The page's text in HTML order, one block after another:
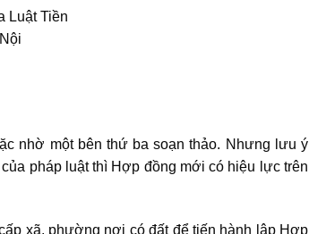
nhờ một bên thứ ba soạn thảo. Nhưng lưu ý
pháp luật thì Hợp đồng mới có hiệu lực trên
xã, phường nơi có đất để tiến hành lập Hợp